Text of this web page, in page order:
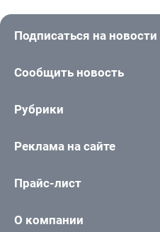
Подписаться на новости
Сообщить новость
Рубрики
Реклама на сайте
Прайс-лист
О компании